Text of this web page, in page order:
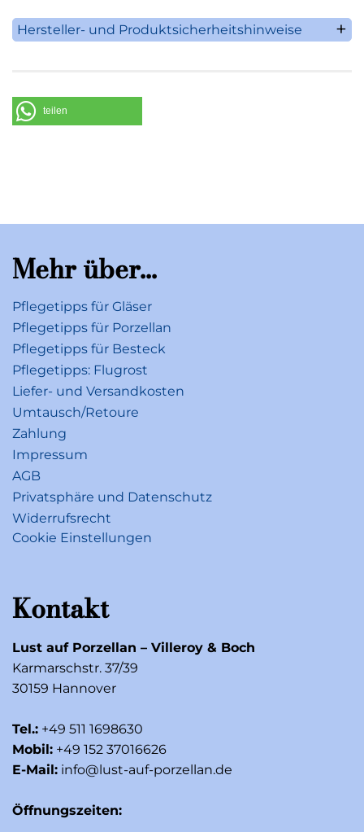
Hersteller- und Produktsicherheitshinweise
Telefon: +49 (0) 68 64 / 81 0
teilen
Mehr über...
Pflegetipps für Gläser
Pflegetipps für Porzellan
Pflegetipps für Besteck
Pflegetipps: Flugrost
Liefer- und Versandkosten
Umtausch/Retoure
Zahlung
Impressum
AGB
Privatsphäre und Datenschutz
Widerrufsrecht
Cookie Einstellungen
Kontakt
Lust auf Porzellan – Villeroy & Boch
Karmarschstr. 37/39
30159 Hannover
Tel.: +49 511 1698630
Mobil: +49 152 37016626
E-Mail: info@lust-auf-porzellan.de
Öffnungszeiten: